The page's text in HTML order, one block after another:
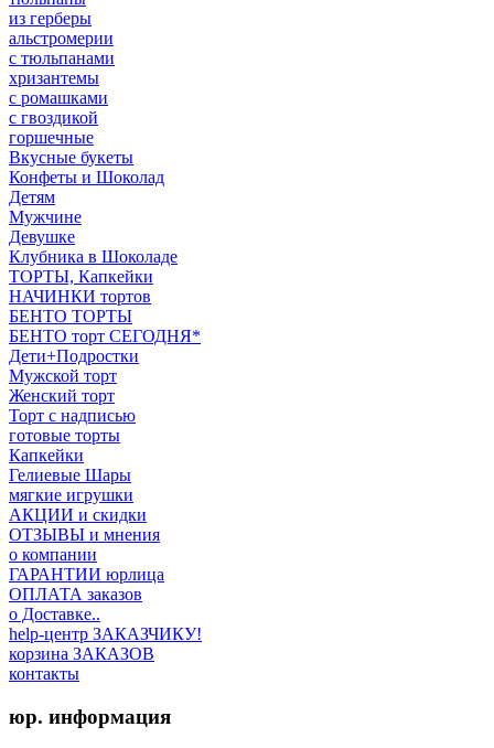
из герберы
альстромерии
с тюльпанами
хризантемы
с ромашками
с гвоздикой
горшечные
Вкусные букеты
Конфеты и Шоколад
Детям
Мужчине
Девушке
Клубника в Шоколаде
ТОРТЫ, Капкейки
НАЧИНКИ тортов
БЕНТО ТОРТЫ
БЕНТО торт СЕГОДНЯ*
Дети+Подростки
Мужской торт
Женский торт
Торт с надписью
готовые торты
Капкейки
Гелиевые Шары
мягкие игрушки
АКЦИИ и скидки
ОТЗЫВЫ и мнения
о компании
ГАРАНТИИ юрлица
ОПЛАТА заказов
о Доставке..
help-центр ЗАКАЗЧИКУ!
корзина ЗАКАЗОВ
контакты
юр. информация